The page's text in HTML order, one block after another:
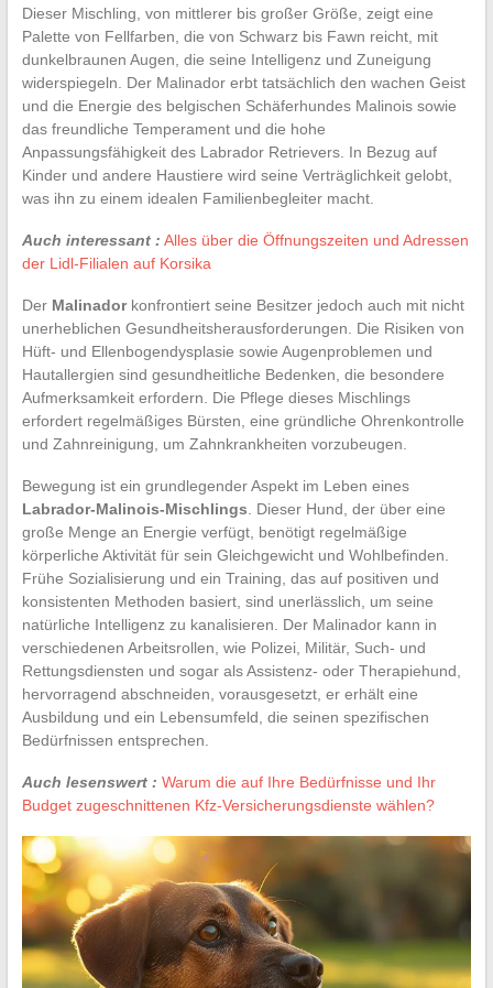
Dieser Mischling, von mittlerer bis großer Größe, zeigt eine
Palette von Fellfarben, die von Schwarz bis Fawn reicht, mit
dunkelbraunen Augen, die seine Intelligenz und Zuneigung
widerspiegeln. Der Malinador erbt tatsächlich den wachen Geist
und die Energie des belgischen Schäferhundes Malinois sowie
das freundliche Temperament und die hohe
Anpassungsfähigkeit des Labrador Retrievers. In Bezug auf
Kinder und andere Haustiere wird seine Verträglichkeit gelobt,
was ihn zu einem idealen Familienbegleiter macht.
Auch interessant : Alles über die Öffnungszeiten und Adressen
der Lidl-Filialen auf Korsika
Der Malinadorkonfrontiert seine Besitzer jedoch auch mit nicht
unerheblichen Gesundheitsherausforderungen. Die Risiken von
Hüft- und Ellenbogendysplasie sowie Augenproblemen und
Hautallergien sind gesundheitliche Bedenken, die besondere
Aufmerksamkeit erfordern. Die Pflege dieses Mischlings
erfordert regelmäßiges Bürsten, eine gründliche Ohrenkontrolle
und Zahnreinigung, um Zahnkrankheiten vorzubeugen.
Bewegung ist ein grundlegender Aspekt im Leben eines
Labrador-Malinois-Mischlings . Dieser Hund, der über eine
große Menge an Energie verfügt, benötigt regelmäßige
körperliche Aktivität für sein Gleichgewicht und Wohlbefinden.
Frühe Sozialisierung und ein Training, das auf positiven und
konsistenten Methoden basiert, sind unerlässlich, um seine
natürliche Intelligenz zu kanalisieren. Der Malinador kann in
verschiedenen Arbeitsrollen, wie Polizei, Militär, Such- und
Rettungsdiensten und sogar als Assistenz- oder Therapiehund,
hervorragend abschneiden, vorausgesetzt, er erhält eine
Ausbildung und ein Lebensumfeld, die seinen spezifischen
Bedürfnissen entsprechen.
Auch lesenswert : Warum die auf Ihre Bedürfnisse und Ihr
Budget zugeschnittenen Kfz-Versicherungsdienste wählen?